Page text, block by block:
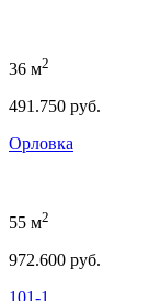
36 м2
491.750 руб.
Орловка
55 м2
972.600 руб.